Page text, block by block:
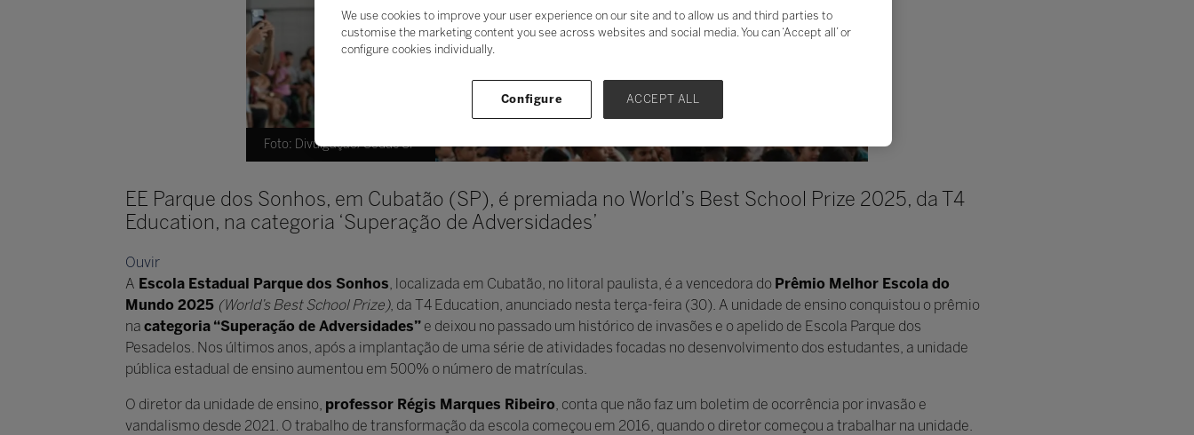
Foto: Divulgação/Seduc SP
EE Parque dos Sonhos, em Cubatão (SP), é premiada no World’s Best School Prize 2025, da T4
Education, na categoria ‘Superação de Adversidades’
Ouvir
A Escola Estadual Parque dos Sonhos, localizada em Cubatão, no litoral paulista, é a vencedora do Prêmio Melhor Escola do
Mundo 2025 (World’s Best School Prize), da T4 Education, anunciado nesta terça-feira (30). A unidade de ensino conquistou o prêmio
na categoria “Superação de Adversidades”e deixou no passado um histórico de invasões e o apelido de Escola Parque dos
Pesadelos. Nos últimos anos, após a implantação de uma série de atividades focadas no desenvolvimento dos estudantes, a unidade
pública estadual de ensino aumentou em 500% o número de matrículas.
O diretor da unidade de ensino, professor Régis Marques Ribeiro, conta que não faz um boletim de ocorrência por invasão e
vandalismo desde 2021. O trabalho de transformação da escola começou em 2016, quando o diretor começou a trabalhar na unidade.
We use cookies to improve your user experience on our site and to allow us and third parties to
customise the marketing content you see across websites and social media. You can ‘Accept all’ or
configure cookies individually.
Configure ACCEPT ALL